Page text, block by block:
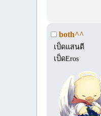
both^^
เป็ดแสนดี
เป็ดEros